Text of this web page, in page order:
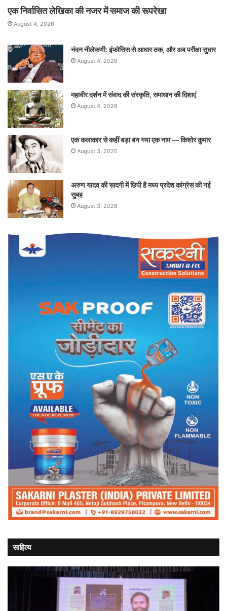
एक निर्वासित लेखिका की नजर में समाज की रूपरेखा
August 4, 2026
नंदन नीलेकणी: इंफोसिस से आधार तक, और अब परीक्षा सुधार
August 4, 2026
महावीर दर्शन में संवाद की संस्कृति, समाधान की दिशाएं
August 4, 2026
एक कलाकार से कहीं बड़ा बन गया एक नाम — किशोर कुमार
August 3, 2026
अरुण यादव की सादगी में छिपी है मध्य प्रदेश कांग्रेस की नई
सुबह
August 3, 2026
साहित्य